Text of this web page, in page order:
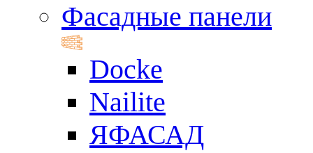
Фасадные панели
Docke
Nailite
ЯФАСАД